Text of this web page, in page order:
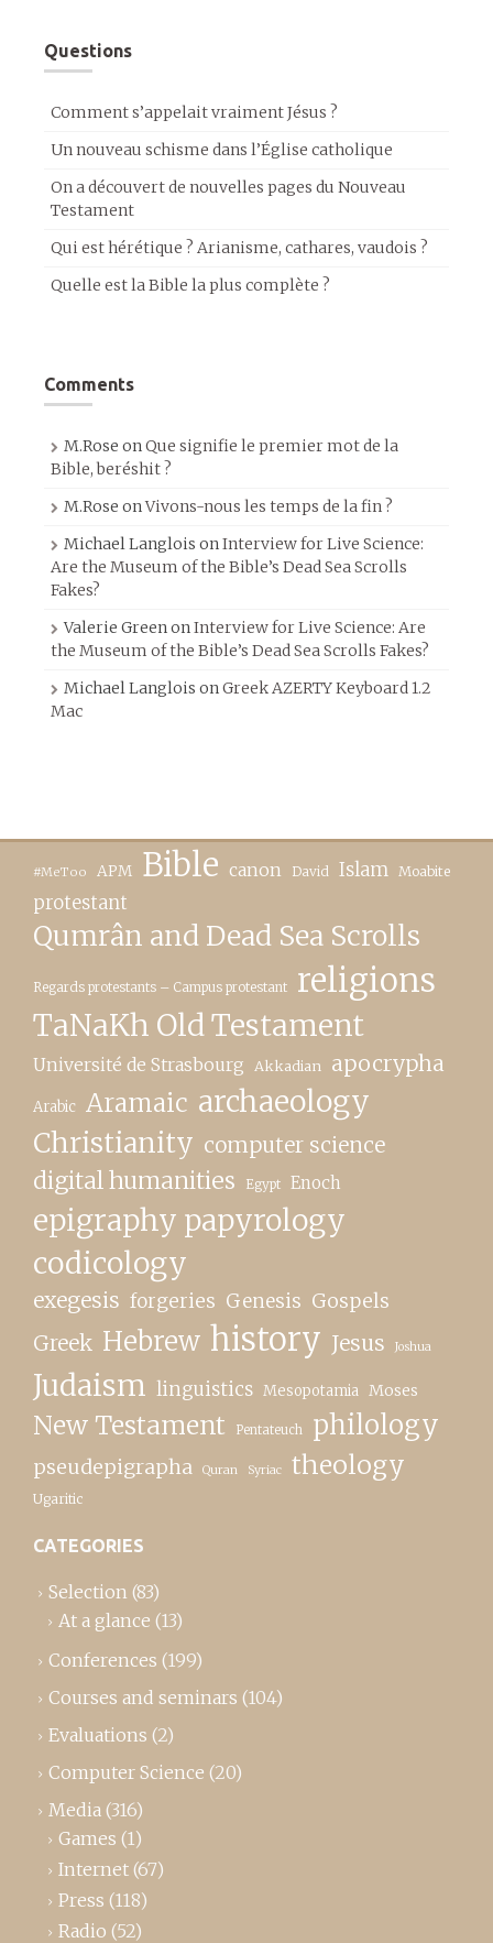
Questions
Comment s’appelait vraiment Jésus ?
Un nouveau schisme dans l’Église catholique
On a découvert de nouvelles pages du Nouveau
Testament
Qui est hérétique ? Arianisme, cathares, vaudois ?
Quelle est la Bible la plus complète ?
Comments
M.Rose onQue signifie le premier mot de la
Bible, beréshit ?
M.Rose onVivons-nous les temps de la fin ?
Michael Langlois onInterview for Live Science:
Are the Museum of the Bible’s Dead Sea Scrolls
Fakes?
Valerie GreenonInterview for Live Science: Are
the Museum of the Bible’s Dead Sea Scrolls Fakes?
Michael Langlois onGreek AZERTY Keyboard 1.2
Mac
#MeToo APM Bible canon David Islam Moabite
protestant
Qumrân and Dead Sea Scrolls
Regards protestants – Campus protestant religions
TaNaKh Old Testament
Université de Strasbourg Akkadian apocrypha
Arabic Aramaic archaeology
Christianity computer science
digital humanities Egypt Enoch
epigraphy papyrology
codicology
exegesis forgeries Genesis Gospels
Greek Hebrew history Jesus Joshua
Judaism linguistics Mesopotamia Moses
New Testament Pentateuch philology
pseudepigrapha Quran Syriac theology
Ugaritic
CATEGORIES
Selection (83)
At a glance (13)
Conferences (199)
Courses and seminars (104)
Evaluations (2)
Computer Science (20)
Media (316)
Games (1)
Internet (67)
Press (118)
Radio (52)